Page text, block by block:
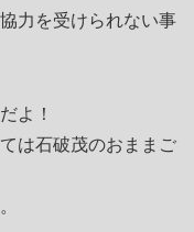
力を受けられない事
よ！
は石破茂のおままご